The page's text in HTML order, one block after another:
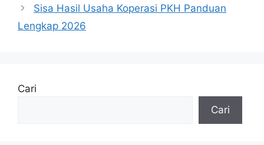
Sisa Hasil Usaha Koperasi PKH Panduan
Lengkap 2026
Cari
Cari